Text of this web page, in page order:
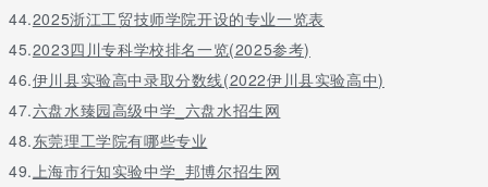
44.2025浙江工贸技师学院开设的专业一览表
45.2023四川专科学校排名一览(2025参考)
46.伊川县实验高中录取分数线(2022伊川县实验高中)
47.六盘水臻园高级中学_六盘水招生网
48.东莞理工学院有哪些专业
49. 上海市行知实验中学_邦博尔招生网